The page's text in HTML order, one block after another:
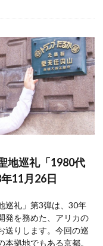
地巡礼「1980代
11月26日
巡礼」第3弾は、30年
発を務めた、アリカの
送りします。今回の巡
拠地でもある京都。